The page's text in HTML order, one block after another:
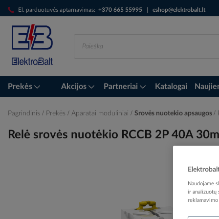
El. parduotuvės aptarnavimas: +370 665 55995 eshop@elektrobalt.lt
Skip
to
Content
Prekės Akcijos Partneriai Katalogai
Pagrindinis Prekės Aparatai moduliniai Srovės nuotekio apsaugos
Relė srovės nuotėkio RCCB 2P 40A
Naudojame
ir analizuotų
reklamavimo